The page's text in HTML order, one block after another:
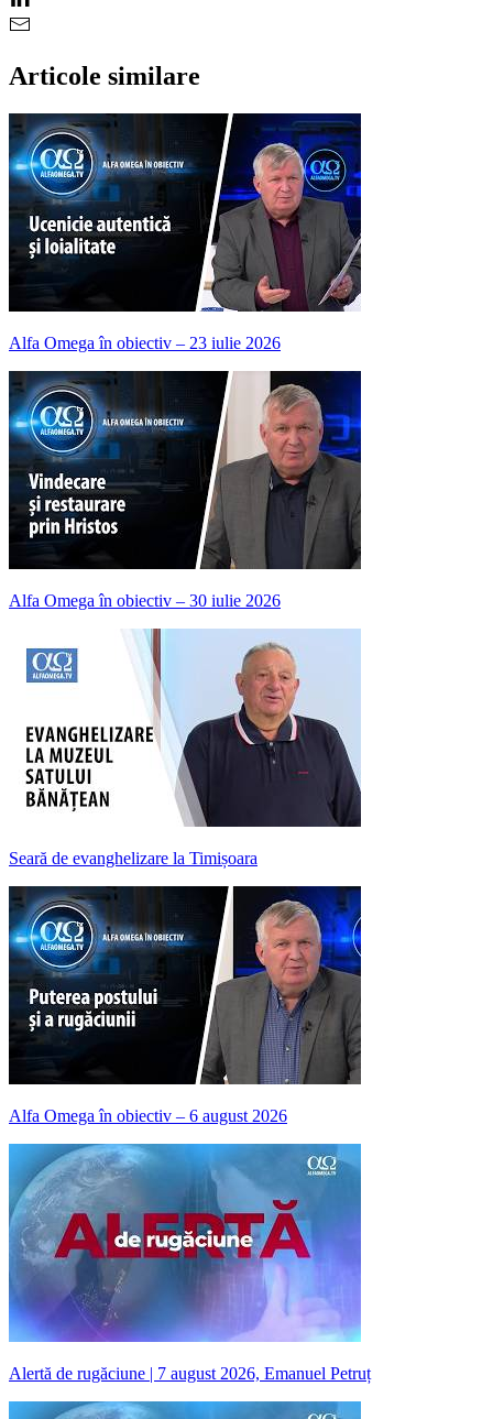
Articole similare
Alfa Omega în obiectiv – 23 iulie 2026
Alfa Omega în obiectiv – 30 iulie 2026
Seară de evanghelizare la Timișoara
Alfa Omega în obiectiv – 6 august 2026
Alertă de rugăciune | 7 august 2026, Emanuel Petruț